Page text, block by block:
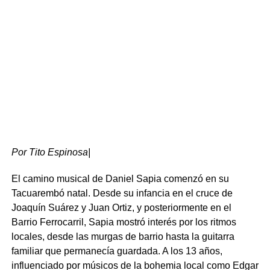
Desarrollo local y patrimonio histórico
Por su parte, el intendente Wilson Ezquerra definió la
jornada como la concreción de un objetivo estratégico
para el desarrollo económico y turístico del departamento.
Por Tito Espinosa|
El camino musical de Daniel Sapia comenzó en su
Tacuarembó natal. Desde su infancia en el cruce de
Joaquín Suárez y Juan Ortiz, y posteriormente en el
Barrio Ferrocarril, Sapia mostró interés por los ritmos
locales, desde las murgas de barrio hasta la guitarra
familiar que permanecía guardada. A los 13 años,
influenciado por músicos de la bohemia local como Edgar